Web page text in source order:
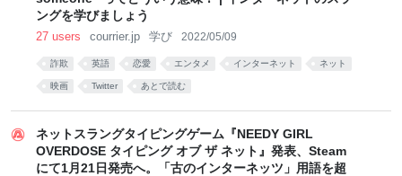
ングを学びましょう
27 users courrier.jp 学び 2022/05/09
詐欺 英語 恋愛 エンタメ インターネット ネット
映画 Twitter あとで読む
ネットスラングタイピングゲーム『NEEDY GIRL
OVERDOSE タイピング オブ ザ ネット』発表、Steam
にて1月21日発売へ。「古のインターネッツ」用語を超